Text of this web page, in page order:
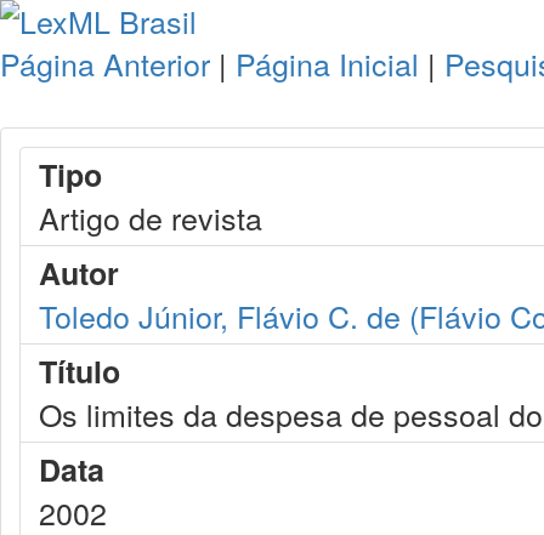
Página Anterior | Página Inicial |
Tipo
Artigo de revista
Autor
Toledo Júnior, Flávio C. de (Flávio
Título
Os limites da despesa de pessoal
Data
2002